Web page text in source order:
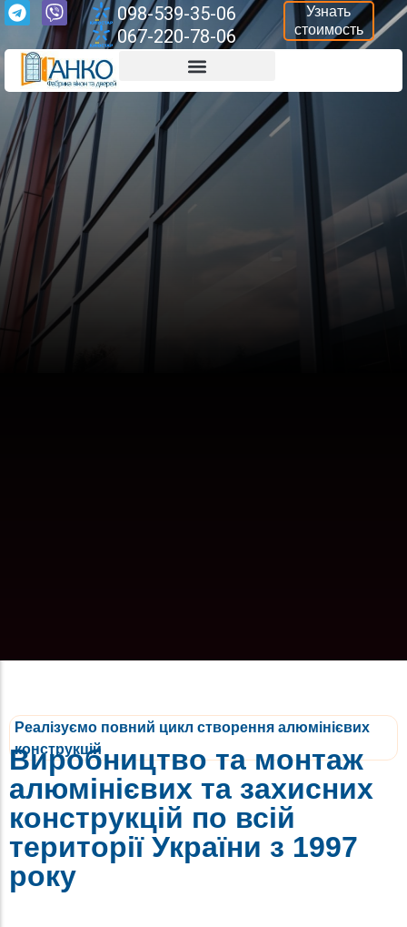
098-539-35-06
067-220-78-06
Узнать
стоимость
Реалізуємо повний цикл створення алюмінієвих
конструкцій
Виробництво та монтаж
алюмінієвих та захисних
конструкцій по всій
території України з 1997
року